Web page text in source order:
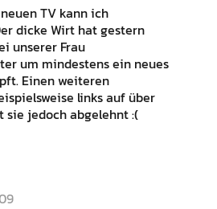
TV kann ich
dicke Wirt hat gestern
unserer Frau
um mindestens ein neues
Einen weiteren
links auf über
sie jedoch abgelehnt :(